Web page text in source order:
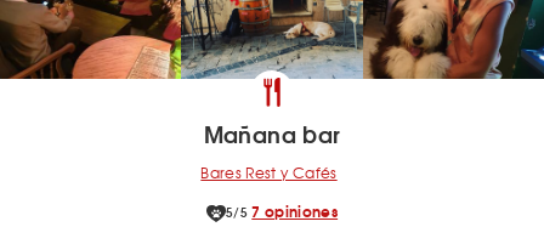
Mañana bar
Bares Rest y Cafés
5/5 7 opiniones